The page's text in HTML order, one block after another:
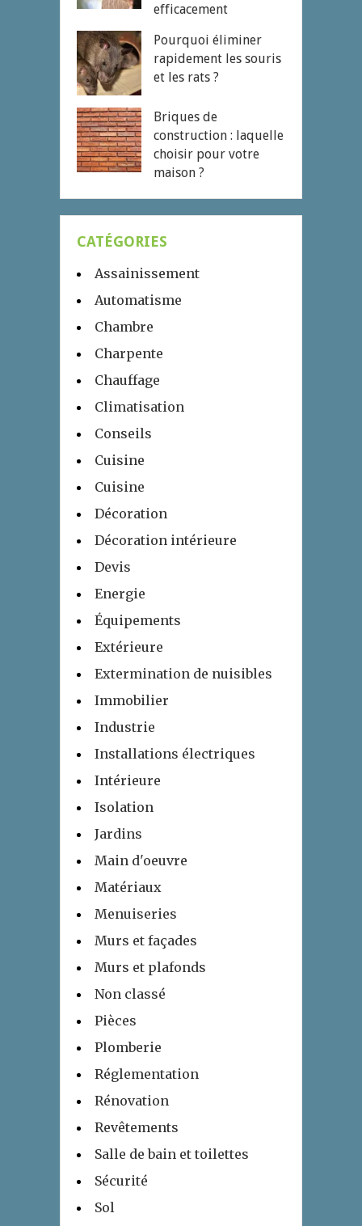
efficacement
Pourquoi éliminer
rapidement les souris
et les rats ?
Briques de
construction : laquelle
choisir pour votre
maison ?
CATÉGORIES
Assainissement
Automatisme
Chambre
Charpente
Chauffage
Climatisation
Conseils
Cuisine
Cuisine
Décoration
Décoration intérieure
Devis
Energie
Équipements
Extérieure
Extermination de nuisibles
Immobilier
Industrie
Installations électriques
Intérieure
Isolation
Jardins
Main d'oeuvre
Matériaux
Menuiseries
Murs et façades
Murs et plafonds
Non classé
Pièces
Plomberie
Réglementation
Rénovation
Revêtements
Salle de bain et toilettes
Sécurité
Sol